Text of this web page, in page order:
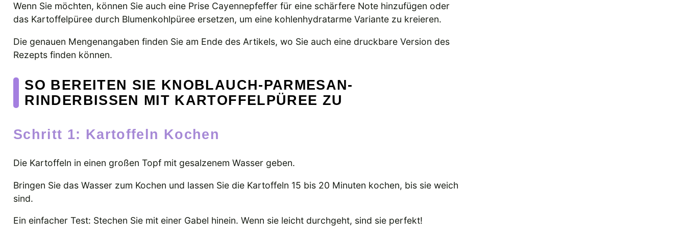
Wenn Sie möchten, können Sie auch eine Prise Cayennepfeffer für eine schärfere Note hinzufügen oder
das Kartoffelpüree durch Blumenkohlpüree ersetzen, um eine kohlenhydratarme Variante zu kreieren.
Die genauen Mengenangaben finden Sie am Ende des Artikels, wo Sie auch eine druckbare Version des
Rezepts finden können.
SO BEREITEN SIE KNOBLAUCH-PARMESAN-
RINDERBISSEN MIT KARTOFFELPÜREE ZU
Schritt 1: Kartoffeln Kochen
Die Kartoffeln in einen großen Topf mit gesalzenem Wasser geben.
Bringen Sie das Wasser zum Kochen und lassen Sie die Kartoffeln 15 bis 20 Minuten kochen, bis sie weich
sind.
Ein einfacher Test: Stechen Sie mit einer Gabel hinein. Wenn sie leicht durchgeht, sind sie perfekt!